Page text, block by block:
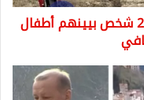
استنفار للسلطات في أورفا ونقل 25 شخص بيينهم أطفال